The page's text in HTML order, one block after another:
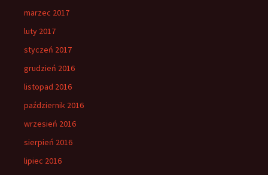
marzec 2017
luty 2017
styczeń 2017
grudzień 2016
listopad 2016
październik 2016
wrzesień 2016
sierpień 2016
lipiec 2016